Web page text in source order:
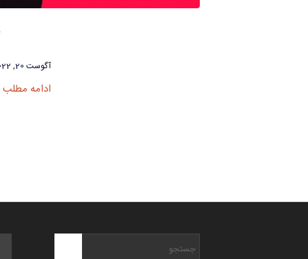
آگوست 20, 2022
ادامه مطلب